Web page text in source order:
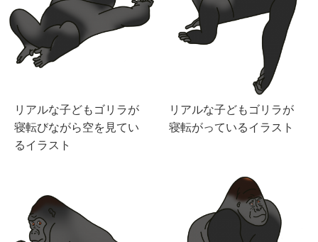
リアルな子どもゴリラが
寝転びながら空を見てい
るイラスト
リアルな子どもゴリラが
寝転がっているイラスト